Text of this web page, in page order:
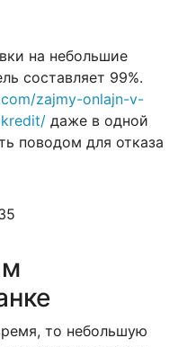
на небольшие
составляет 99%.
zajmy-onlajn-v-
даже в одной
поводом для отказа
то небольшую